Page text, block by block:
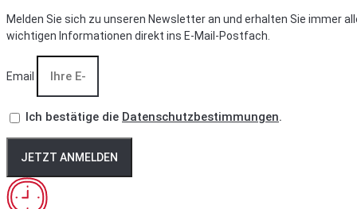
Melden Sie sich zu unseren Newsletter an und erhalten Sie immer
wichtigen Informationen direkt ins E-Mail-Postfach.
Email
Ich bestätige die Datenschutzbestimmungen.
JETZT ANMELDEN